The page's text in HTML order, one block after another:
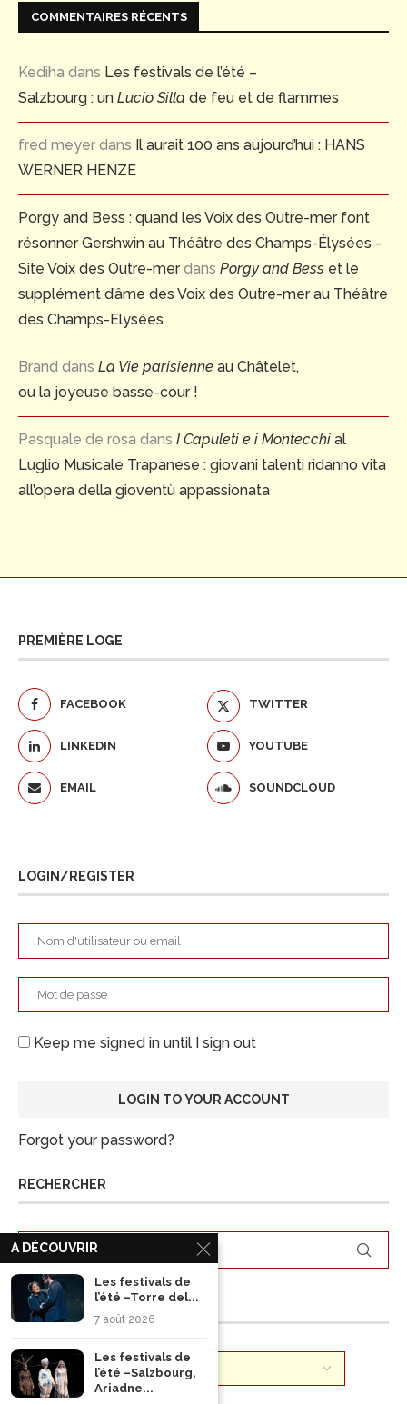
COMMENTAIRES RÉCENTS
Kediha dans Les festivals de l’été –
Salzbourg : un Lucio Silla de feu et de flammes
fred meyer dans Il aurait 100 ans aujourd’hui : HANS
WERNER HENZE
Porgy and Bess : quand les Voix des Outre-mer font
résonner Gershwin au Théâtre des Champs-Élysées -
Site Voix des Outre-merdans Porgy and Bess et le
supplément d’âme des Voix des Outre-mer au Théâtre
des Champs-Elysées
Brand dans La Vie parisienne au Châtelet,
ou la joyeuse basse-cour !
Pasquale de rosa dans I Capuleti e i Montecchi al
Luglio Musicale Trapanese : giovani talenti ridanno vita
all’opera della gioventù appassionata
PREMIÈRE LOGE
FACEBOOK TWITTER
LINKEDIN YOUTUBE
EMAIL SOUNDCLOUD
LOGIN/REGISTER
Keep me signed in until I sign out
Forgot your password?
RECHERCHER
ARCHIVES
A DÉCOUVRIR
Les festivals de
l’été –Torre del...
7 août 2026
Les festivals de
l’été –Salzbourg,
Ariadne...